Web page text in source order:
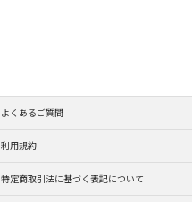
よくあるご質問
利用規約
特定商取引法に基づく表記について